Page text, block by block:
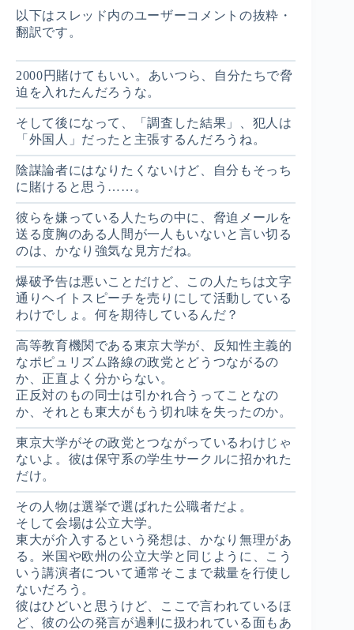
以下はスレッド内のユーザーコメントの抜粋・
翻訳です。
2000円賭けてもいい。あいつら、自分たちで脅
迫を入れたんだろうな。
そして後になって、「調査した結果」、犯人は
「外国人」だったと主張するんだろうね。
陰謀論者にはなりたくないけど、自分もそっち
に賭けると思う……。
彼らを嫌っている人たちの中に、脅迫メールを
送る度胸のある人間が一人もいないと言い切る
のは、かなり強気な見方だね。
爆破予告は悪いことだけど、この人たちは文字
通りヘイトスピーチを売りにして活動している
わけでしょ。何を期待しているんだ？
高等教育機関である東京大学が、反知性主義的
なポピュリズム路線の政党とどうつながるの
か、正直よく分からない。
正反対のもの同士は引かれ合うってことなの
か、それとも東大がもう切れ味を失ったのか。
東京大学がその政党とつながっているわけじゃ
ないよ。彼は保守系の学生サークルに招かれた
だけ。
その人物は選挙で選ばれた公職者だよ。
そして会場は公立大学。
東大が介入するという発想は、かなり無理があ
る。米国や欧州の公立大学と同じように、こう
いう講演者について通常そこまで裁量を行使し
ないだろう。
彼はひどいと思うけど、ここで言われているほ
ど、彼の公の発言が過剰に扱われている面もあ